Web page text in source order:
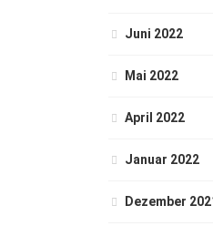
Juni 2022
Mai 2022
April 2022
Januar 2022
Dezember